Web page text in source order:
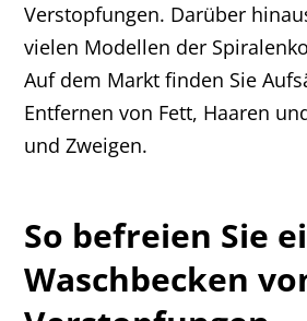
Verstopfungen. Darüber
vielen Modellen der
Auf dem Markt finden Sie
Entfernen von Fett, Haaren
und Zweigen.
So befreien Sie
Waschbecken